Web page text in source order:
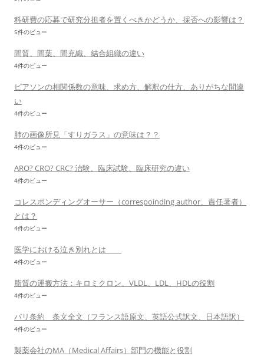
科研費の応募で研究分担者を置くべきかどうか、採否への影響は？
5件のビュー
間質、間葉、間充織、結合組織の違い
4件のビュー
ピアソンの相関係数の意味、求め方、解釈の仕方、ありがちな間違
い
4件のビュー
肺の画像所見「すりガラス」の意味は？？
4件のビュー
ARO? CRO? CRC? 治験、臨床試験、臨床研究の違い
4件のビュー
コレスポンディングオーサー（correspoinding author、責任著者）
とは？
4件のビュー
医学における泣き別れとは
4件のビュー
脂質の運搬方法：キロミクロン、VLDL、LDL、HDLの役割
4件のビュー
パリ条約 条文全文（フランス語原文、英語公式訳文、日本語訳）
4件のビュー
製薬会社のMA（Medical Affairs）部門の機能と役割